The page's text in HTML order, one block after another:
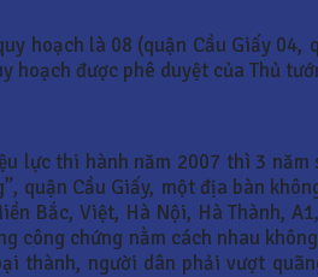
hoạch là 08 (quận Cầu Giấy 04,
hoạch được phê duyệt của Thủ
lực thi hành năm 2007 thì 3
quận Cầu Giấy, một địa bàn
Bắc, Việt, Hà Nội, Hà Thành,
công chứng nằm cách nhau
thành, người dân phải vượt